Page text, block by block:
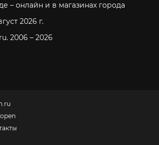
– онлайн и в магазинах города
2026 г.
2006 – 2026